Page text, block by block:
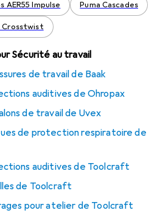
AER55 Impulse Puma Cascades
Crosstwist
Sécurité au travail
de travail de Baak
auditives de Ohropax
de travail de Uvex
de protection respiratoire de
auditives de Toolcraft
de Toolcraft
pour atelier de Toolcraft